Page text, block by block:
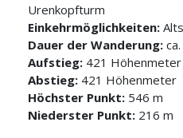
Urenkopfturm
Einkehrmöglichkeiten:
Dauer der Wanderung:
Aufstieg: 421 Höhenmeter
Abstieg: 421 Höhenmeter
Höchster Punkt: 546 m
Niederster Punkt: 216 m